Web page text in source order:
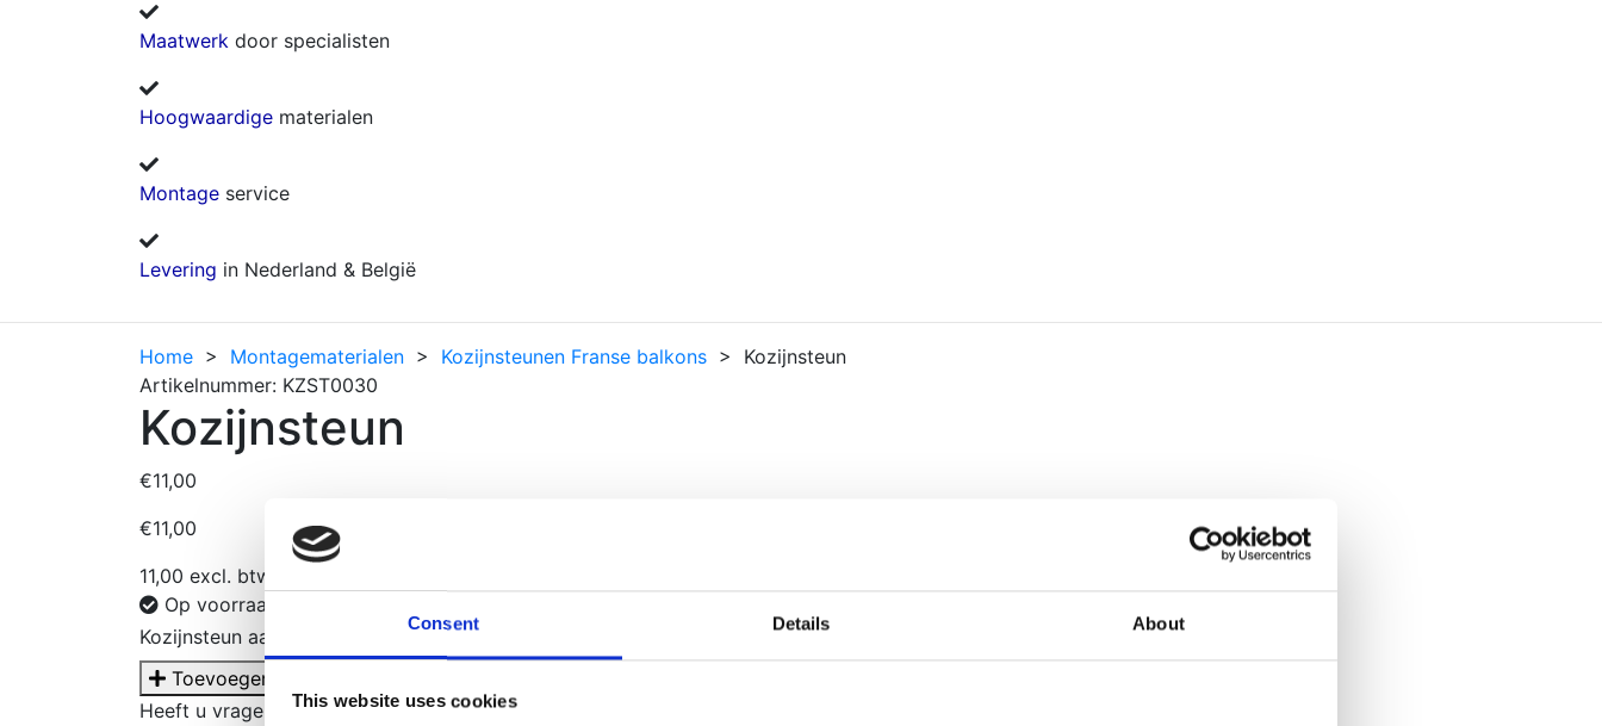
Consent Details About
This website uses cookies
Maatwerk door specialisten
Hoogwaardige materialen
Montage service
Levering in Nederland & België
Home > Montagematerialen > Kozijnsteunen Franse balkons > Kozijnsteun
Artikelnummer: KZST0030
Kozijnsteun
€11,00
€11,00
11,00 excl. btw
Op voorraad
Kozijnsteun aantal
Toevoegen aan winkelwagen
Heeft u vragen over dit product?Neem contact op